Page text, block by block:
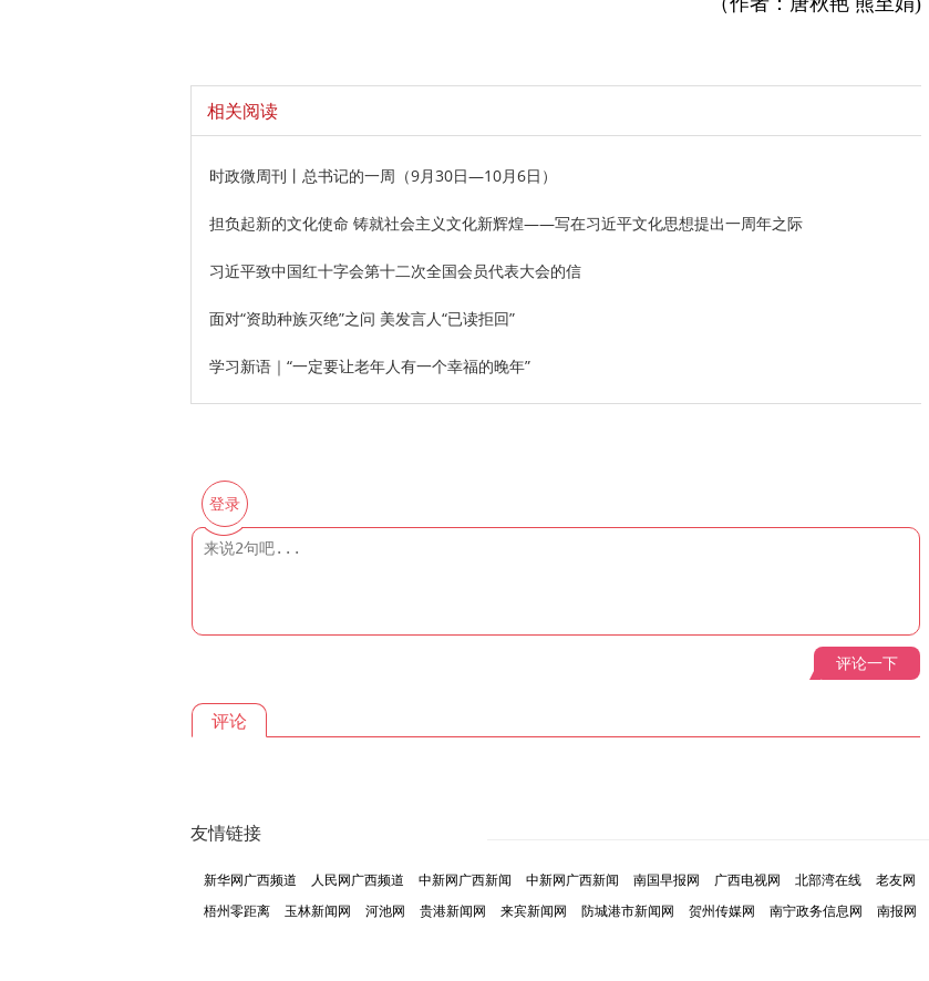
相关阅读
时政微周刊丨总书记的一周（9月30日—10月6日）
担负起新的文化使命 铸就社会主义文化新辉煌——写在习近平文化思想提出一周年之际‍‍
习近平致中国红十字会第十二次全国会员代表大会的信
面对“资助种族灭绝”之问 美发言人“已读拒回”
学习新语｜“一定要让老年人有一个幸福的晚年”
登录
评论一下
评论
友情链接
新华网广西频道 人民网广西频道 中新网广西新闻 中新网广西新闻 南国早报网 广西电视网 北部湾在线 老友网
梧州零距离
玉林新闻网 河池网 贵港新闻网 来宾新闻网 防城港市新闻网 贺州传媒网 南宁政务信息网 南报网